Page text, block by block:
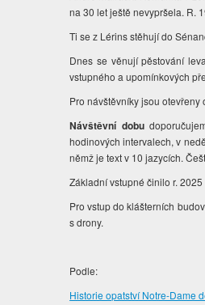
na 30 let ještě nevypršela. R.
Ti se z Lérins stěhují do
Dnes se věnují pěstování
vstupného a upomínkových
Pro návštěvníky jsou
Návštěvní dobu
hodinových intervalech, v
němž je text v 10 jazycích.
Základní vstupné činilo r.
Pro vstup do klášterních
s drony.
Podle:
Historie opatství Notre-Dame